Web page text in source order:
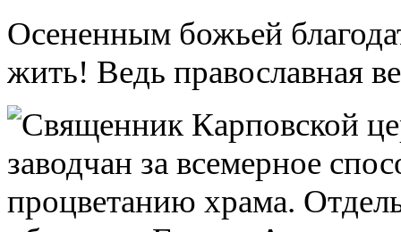
Осененным божьей
жить! Ведь православная